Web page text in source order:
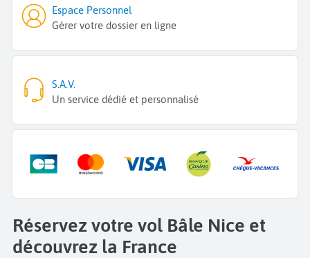
Espace Personnel
Gérer votre dossier en ligne
S.A.V.
Un service dédié et personnalisé
Réservez votre vol Bâle Nice et
découvrez la France